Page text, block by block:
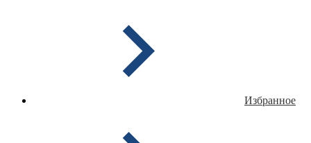
Избранное